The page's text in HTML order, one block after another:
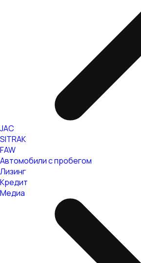
JAC
SITRAK
FAW
Автомобили с пробегом
Лизинг
Кредит
Медиа